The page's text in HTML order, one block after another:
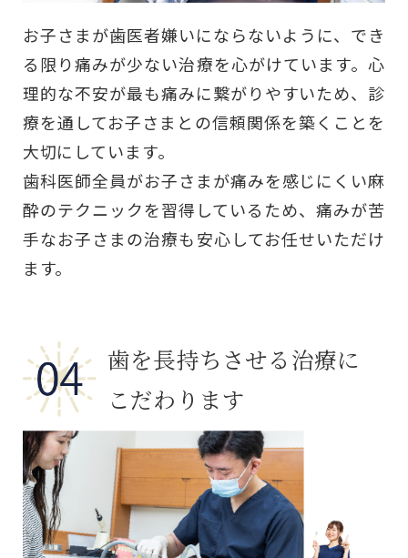
お子さまが歯医者嫌いにならないように、でき
る限り痛みが少ない治療を心がけています。心
理的な不安が最も痛みに繋がりやすいため、診
療を通してお子さまとの信頼関係を築くことを
大切にしています。
歯科医師全員がお子さまが痛みを感じにくい麻
酔のテクニックを習得しているため、痛みが苦
手なお子さまの治療も安心してお任せいただけ
ます。
歯を長持ちさせる治療に
こだわります